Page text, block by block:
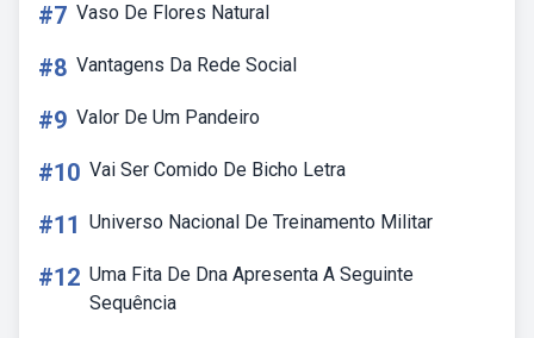
#7 Vaso De Flores Natural
#8 Vantagens Da Rede Social
#9 Valor De Um Pandeiro
#10 Vai Ser Comido De Bicho Letra
#11 Universo Nacional De Treinamento Militar
#12 Uma Fita De Dna Apresenta A Seguinte
Sequência